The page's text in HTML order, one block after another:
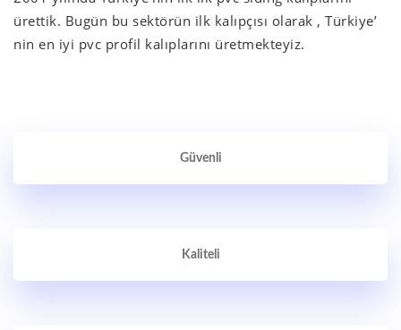
ürettik. Bugün bu sektörün ilk kalıpçısı olarak , Türkiye’
nin en iyi pvc profil kalıplarını üretmekteyiz.
Güvenli
Kaliteli